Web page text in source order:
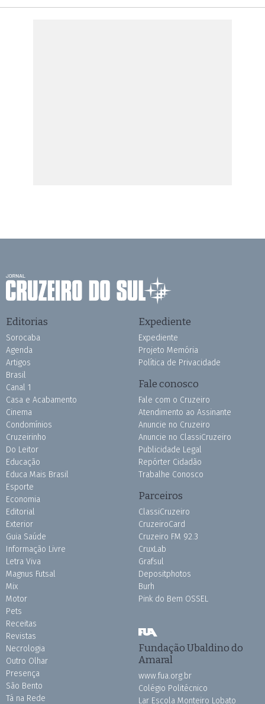
Editorias
Sorocaba
Agenda
Artigos
Brasil
Canal 1
Casa e Acabamento
Cinema
Condomínios
Cruzeirinho
Do Leitor
Educação
Educa Mais Brasil
Esporte
Economia
Editorial
Exterior
Guia Saúde
Informação Livre
Letra Viva
Magnus Futsal
Mix
Motor
Pets
Receitas
Revistas
Necrologia
Outro Olhar
Presença
São Bento
Tá na Rede
Expediente
Expediente
Projeto Memória
Política de Privacidade
Fale conosco
Fale com o Cruzeiro
Atendimento ao Assinante
Anuncie no Cruzeiro
Anuncie no ClassiCruzeiro
Publicidade Legal
Repórter Cidadão
Trabalhe Conosco
Parceiros
ClassiCruzeiro
CruzeiroCard
Cruzeiro FM 92.3
CruxLab
Grafsul
Depositphotos
Burh
Pink do Bem OSSEL
Fundação Ubaldino do
Amaral
www.fua.org.br
Colégio Politécnico
Lar Escola Monteiro Lobato